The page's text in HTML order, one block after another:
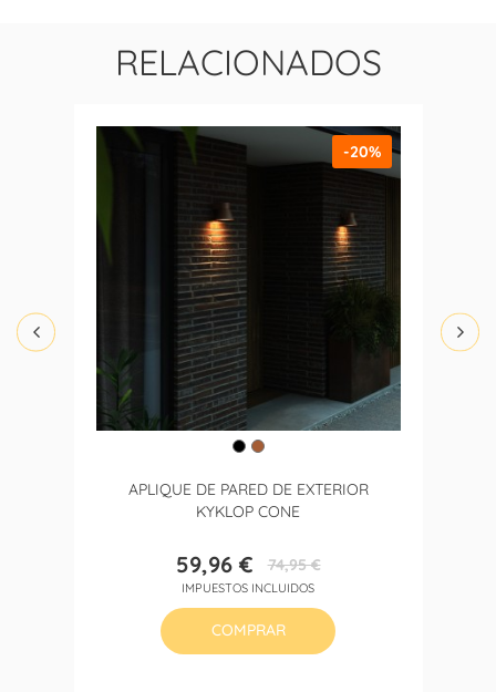
RELACIONADOS
APLIQUE DE PARED DE EXTERIOR
KYKLOP CONE
Precio
59,96 €Precio
base
74,95 €
IMPUESTOS INCLUIDOS
-20%
COMPRAR